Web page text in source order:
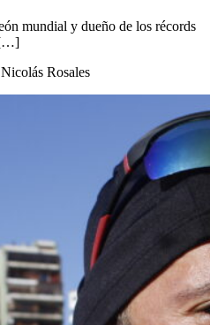
mundial y dueño de los récords
[…]
Rosales